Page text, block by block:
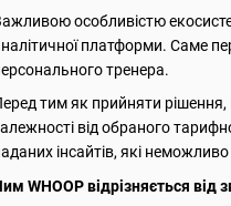
особливістю
платформи. Саме
тренера.
тим як прийняти рішення,
від обраного
інсайтів, які
WHOOP відрізняється від